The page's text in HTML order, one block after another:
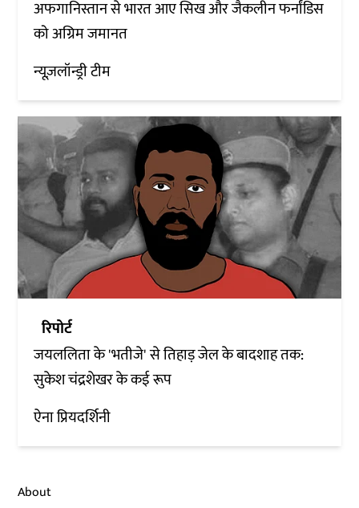
अफगानिस्तान से भारत आए सिख और जैकलीन फर्नांडिस
को अग्रिम जमानत
न्यूज़लॉन्ड्री टीम
रिपोर्ट
जयललिता के 'भतीजे' से तिहाड़ जेल के बादशाह तक:
सुकेश चंद्रशेखर के कई रूप
ऐना प्रियदर्शिनी
About